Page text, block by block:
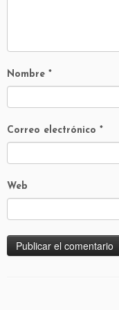
Nombre *
Correo electrónico *
Web